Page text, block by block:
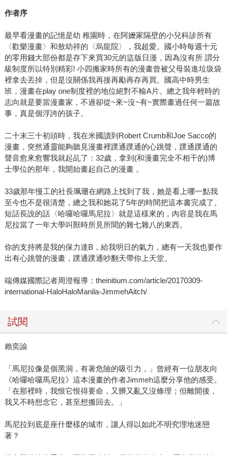
作者序
最早看漫畫的記憶是幼 稚園時，在阿嬤家隔壁的小兒科診所有
〈歡樂漫畫〉和敖幼祥的〈烏龍院〉，我超愛。國小時每週十元
的零用錢大部份都是存下來買30元的盜版日漫，因為沒有所 謂分
級制度所以特別精彩! 小四搬家時所有的漫畫曾被父母裝進垃圾袋
裡拿去丟掉，但是沒關係我再接再勵再存再買。國高中時男生
班，漫畫在play one制度裡的地位絕對不輸A片。總之我年輕時的
志向就是要當漫畫家，不過卻從~來~沒~有~實際畫過任何一篇故
事，真是個浮誇的孩子。
二十末三十初頭時，我在米國讀到Robert Crumb和Joe Sacco的
漫畫，突然通靈能夠聽見漫畫裡蹼通蹼通的心跳聲，蹼通蹼通的
聲音愈來愈響我就起乩了：32歲，拿到(和漫畫完全不相干的)博
士學位的那年，我開始畫起自己的漫畫 。
33歲那年慢工的社長珮珊在網路上找到了我，她是看上哪一點我
至今也不是很清楚，總之我和她花了5年的時間把這本書完成了。
短話長說的話〈哈囉哈囉馬尼拉〉就是這樣來的，內容是我在馬
尼拉當了一年大學叫獸時所見所聞的雜七雜八的東西。
你的支持將是我的保力達B，給我明日的氣力，總有一天我也要作
出有心跳聲的漫畫，蹼通蹼通吵翻天帶你上天堂。
端傳媒國際記者周澄報導：theinitium.com/article/20170309-
international-HaloHaloManila-JimmehAitch/
試閱
賴奕諭
「馬尼拉像是個黑洞，有著危險的吸引力，」曾經有一位朋友向
《哈囉哈囉馬尼拉》這本漫畫的作者Jimmeh這麼分享他的感受。
「在那裡時，我恨它恨得要命，又髒又亂又沒條理；但離開後，
我又不時想念它，甚至想搬回去。」
馬尼拉到底是座什麼樣的城市，讓人得以如此不明究理地迷戀
著？
從客觀的條件看來，西班牙人於16世紀後半攻克了原先當地的伊